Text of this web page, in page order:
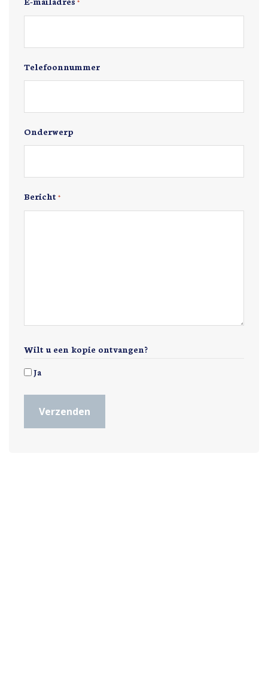
Telefoonnummer
Onderwerp
Bericht *
Wilt u een kopie ontvangen?
Ja